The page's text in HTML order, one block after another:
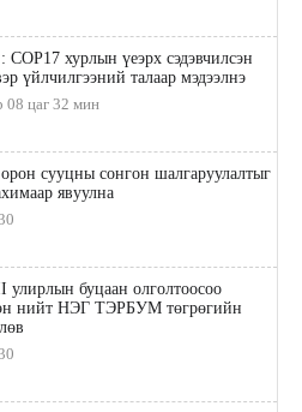
хурлын үеэрх сэдэвчилсэн
үйлчилгээний талаар мэдээлнэ
08 цаг 32 мин
сууцны сонгон шалгаруулалтыг
явуулна
буцаан олголтоосоо
нийт НЭГ ТЭРБУМ төгрөгийн